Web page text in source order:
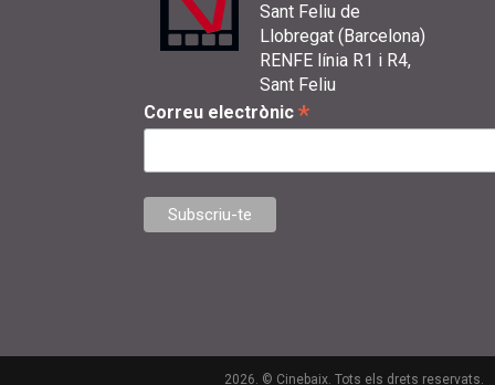
Sant Feliu de
Llobregat (Barcelona)
RENFE línia R1 i R4,
Sant Feliu
Correu electrònic *
2026. © Cinebaix. Tots els drets reservats.